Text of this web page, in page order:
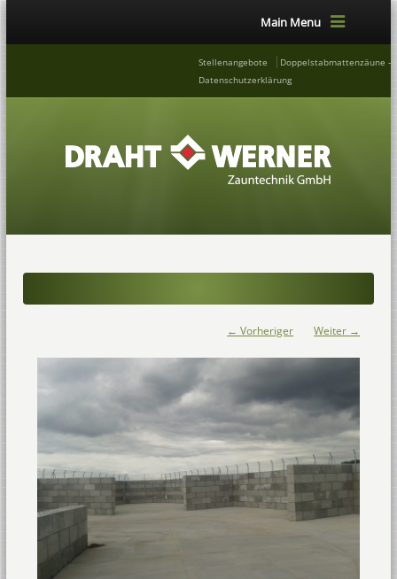
Main Menu
Stellenangebote
Doppelstabmattenzäune –
Datenschutzerklärung
← Vorheriger Weiter →